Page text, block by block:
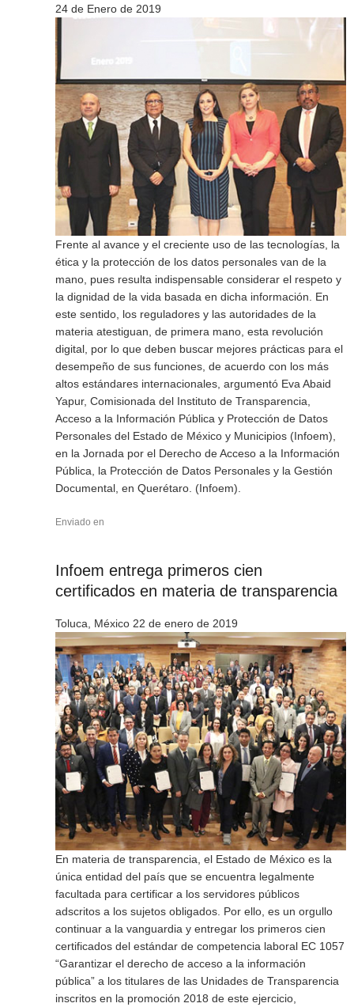
24 de Enero de 2019
Frente al avance y el creciente uso de las tecnologías, la
ética y la protección de los datos personales van de la
mano, pues resulta indispensable considerar el respeto y
la dignidad de la vida basada en dicha información. En
este sentido, los reguladores y las autoridades de la
materia atestiguan, de primera mano, esta revolución
digital, por lo que deben buscar mejores prácticas para el
desempeño de sus funciones, de acuerdo con los más
altos estándares internacionales, argumentó Eva Abaid
Yapur, Comisionada del Instituto de Transparencia,
Acceso a la Información Pública y Protección de Datos
Personales del Estado de México y Municipios (Infoem),
en la Jornada por el Derecho de Acceso a la Información
Pública, la Protección de Datos Personales y la Gestión
Documental, en Querétaro. (Infoem).
Enviado en
Infoem entrega primeros cien
certificados en materia de transparencia
Toluca, México 22 de enero de 2019
En materia de transparencia, el Estado de México es la
única entidad del país que se encuentra legalmente
facultada para certificar a los servidores públicos
adscritos a los sujetos obligados. Por ello, es un orgullo
continuar a la vanguardia y entregar los primeros cien
certificados del estándar de competencia laboral EC 1057
“Garantizar el derecho de acceso a la información
pública” a los titulares de las Unidades de Transparencia
inscritos en la promoción 2018 de este ejercicio,